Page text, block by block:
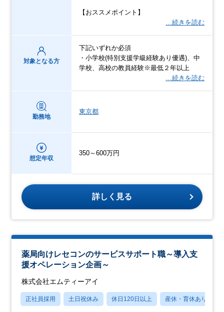
【おススメポイント】
…続きを読む
対象となる方
下記いずれか必須
・小学校(特別支援学級経験あり優遇)、中
学校、高校の教員経験※最低２年以上
…続きを読む
勤務地
東京都
想定年収
350～600万円
詳しく見る
薬局向けレセコンのサービスサポート職～導入支
援オペレーション企画～
株式会社エムティーアイ
正社員採用 土日祝休み 休日120日以上 産休・育休あり